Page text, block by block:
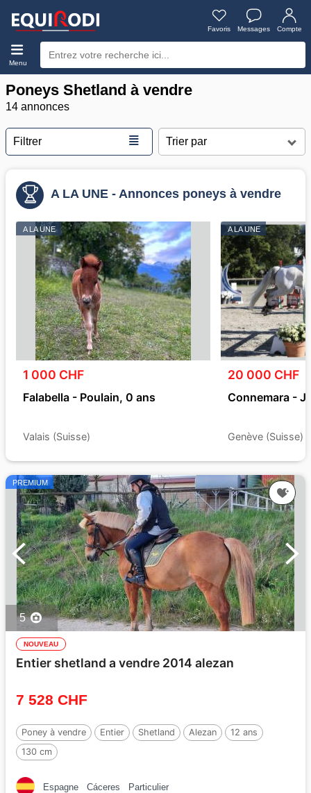
Favoris Messages Compte
Menu
Poneys Shetland à vendre
14 annonces
Filtrer ≣
A LA UNE - Annonces poneys à vendre
A LA UNE
1 000 CHF
Falabella - Poulain, 0 ans
Valais (Suisse)
A LA UNE
20 000 CHF
Connemara -
Genève (Suisse)
PREMIUM
5
NOUVEAU
Entier shetland a vendre 2014 alezan
7 528 CHF
Poney à vendre Entier Shetland Alezan
12 ans
130 cm
Espagne Cáceres Particulier